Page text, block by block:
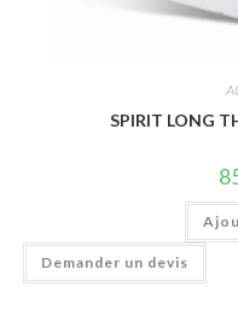
SPIRIT LONG
Demander un devis